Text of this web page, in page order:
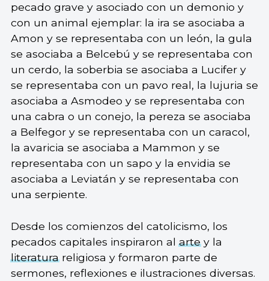
pecado grave y asociado con un demonio y
con un animal ejemplar: la ira se asociaba a
Amon y se representaba con un león, la gula
se asociaba a Belcebú y se representaba con
un cerdo, la soberbia se asociaba a Lucifer y
se representaba con un pavo real, la lujuria se
asociaba a Asmodeo y se representaba con
una cabra o un conejo, la pereza se asociaba
a Belfegor y se representaba con un caracol,
la avaricia se asociaba a Mammon y se
representaba con un sapo y la envidia se
asociaba a Leviatán y se representaba con
una serpiente.
Desde los comienzos del catolicismo, los
pecados capitales inspiraron alartey la
literaturareligiosa y formaron parte de
sermones, reflexiones e ilustraciones diversas.